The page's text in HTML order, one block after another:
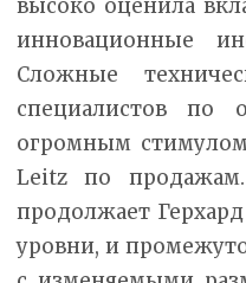
высоко оценила
инновационные
Сложные
специалистов по
огромным
Leitz по
продолжает
уровни, и